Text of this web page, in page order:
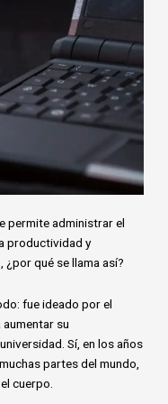
permite administrar el
productividad y
qué se llama así?
fue ideado por el
su
Sí, en los años
partes del mundo,
cuerpo.